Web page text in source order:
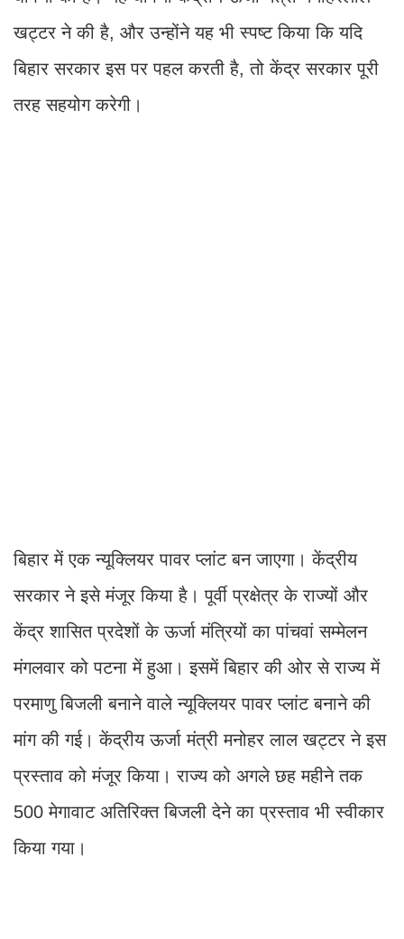
खट्टर ने की है, और उन्होंने यह भी स्पष्ट किया कि यदि
बिहार सरकार इस पर पहल करती है, तो केंद्र सरकार पूरी
तरह सहयोग करेगी।
बिहार में एक न्यूक्लियर पावर प्लांट बन जाएगा। केंद्रीय
सरकार ने इसे मंजूर किया है। पूर्वी प्रक्षेत्र के राज्यों और
केंद्र शासित प्रदेशों के ऊर्जा मंत्रियों का पांचवां सम्मेलन
मंगलवार को पटना में हुआ। इसमें बिहार की ओर से राज्य में
परमाणु बिजली बनाने वाले न्यूक्लियर पावर प्लांट बनाने की
मांग की गई। केंद्रीय ऊर्जा मंत्री मनोहर लाल खट्टर ने इस
प्रस्ताव को मंजूर किया। राज्य को अगले छह महीने तक
500 मेगावाट अतिरिक्त बिजली देने का प्रस्ताव भी स्वीकार
किया गया।